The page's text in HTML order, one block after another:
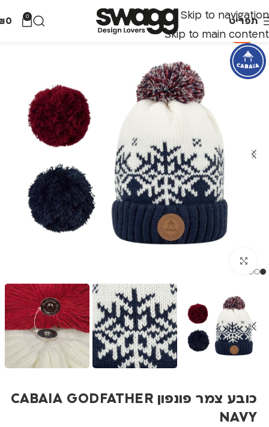
Skip to navigation
Skip to main content
תפריט 0
0
-70%
כובע צמר פונפון CABAIA GODFATHER
NAVY